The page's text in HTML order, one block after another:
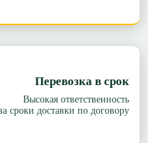
Перевозка в срок
Высокая ответственность
сроки доставки по договору